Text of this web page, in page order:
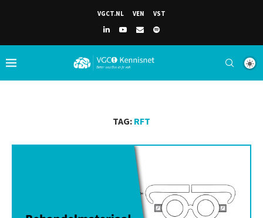
VGCT.NL VEN VST
TAG: RFT